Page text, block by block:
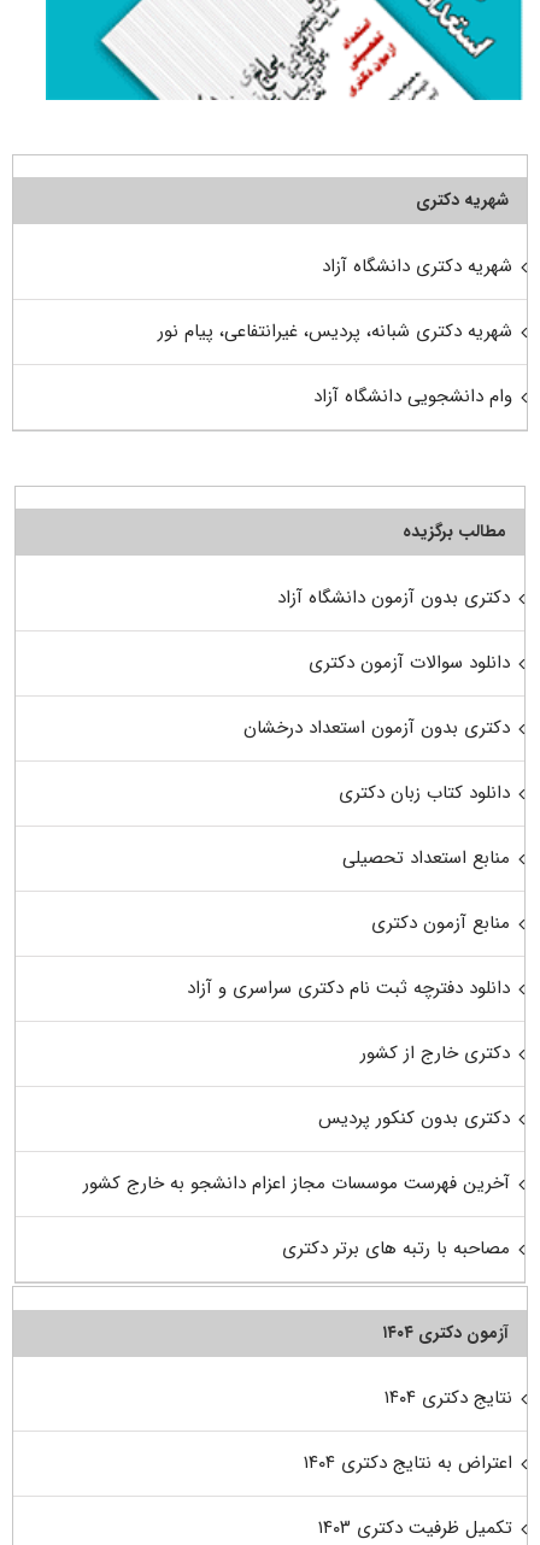
شهریه دکتری
شهریه دکتری دانشگاه آزاد
شهریه دکتری شبانه، پردیس، غیرانتفاعی، پیام نور
وام دانشجویی دانشگاه آزاد
مطالب برگزیده
دکتری بدون آزمون دانشگاه آزاد
دانلود سوالات آزمون دکتری
دکتری بدون آزمون استعداد درخشان
دانلود کتاب زبان دکتری
منابع استعداد تحصیلی
منابع آزمون دکتری
دانلود دفترچه ثبت نام دکتری سراسری و آزاد
دکتری خارج از کشور
دکتری بدون کنکور پردیس
آخرین فهرست موسسات مجاز اعزام دانشجو به خارج کشور
مصاحبه با رتبه های برتر دکتری
آزمون دکتری ۱۴۰۴
نتایج دکتری ۱۴۰۴
اعتراض به نتایج دکتری ۱۴۰۴
تکمیل ظرفیت دکتری ۱۴۰۳